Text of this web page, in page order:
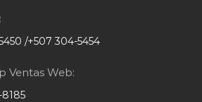
/+507 304-5454
Ventas Web: